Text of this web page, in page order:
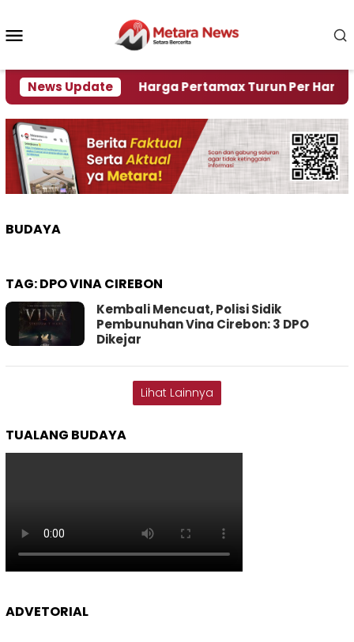
konten
News Update
Krisi Air Harga Pertamax Turun Per Hari Ini,
BUDAYA
TAG:DPO VINA CIREBON
Kembali Mencuat, Polisi Sidik
Pembunuhan Vina Cirebon: 3 DPO
Dikejar
Lihat Lainnya
TUALANG BUDAYA
ADVETORIAL